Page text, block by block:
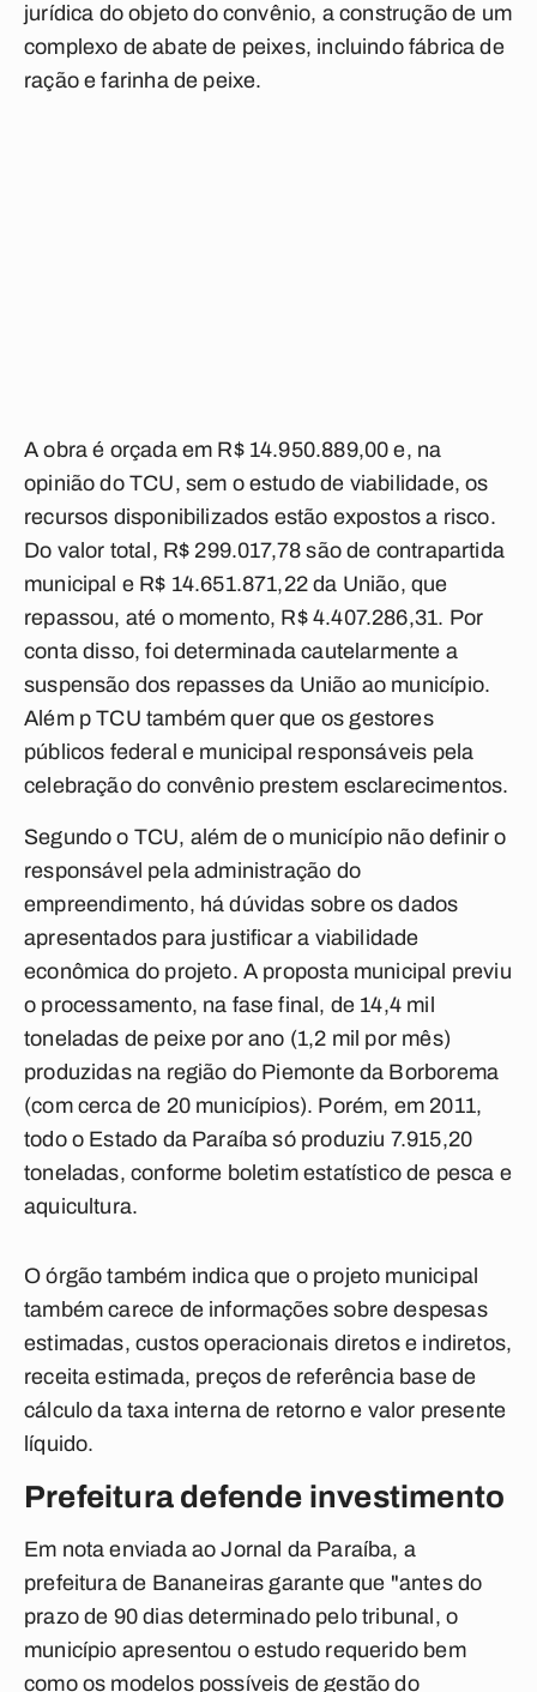
jurídica do objeto do convênio, a construção de um
complexo de abate de peixes, incluindo fábrica de
ração e farinha de peixe.
A obra é orçada em R$ 14.950.889,00 e, na
opinião do TCU, sem o estudo de viabilidade, os
recursos disponibilizados estão expostos a risco.
Do valor total, R$ 299.017,78 são de contrapartida
municipal e R$ 14.651.871,22 da União, que
repassou, até o momento, R$ 4.407.286,31. Por
conta disso, foi determinada cautelarmente a
suspensão dos repasses da União ao município.
Além p TCU também quer que os gestores
públicos federal e municipal responsáveis pela
celebração do convênio prestem esclarecimentos.
Segundo o TCU, além de o município não definir o
responsável pela administração do
empreendimento, há dúvidas sobre os dados
apresentados para justificar a viabilidade
econômica do projeto. A proposta municipal previu
o processamento, na fase final, de 14,4 mil
toneladas de peixe por ano (1,2 mil por mês)
produzidas na região do Piemonte da Borborema
(com cerca de 20 municípios). Porém, em 2011,
todo o Estado da Paraíba só produziu 7.915,20
toneladas, conforme boletim estatístico de pesca e
aquicultura.
O órgão também indica que o projeto municipal
também carece de informações sobre despesas
estimadas, custos operacionais diretos e indiretos,
receita estimada, preços de referência base de
cálculo da taxa interna de retorno e valor presente
líquido.
Prefeitura defende investimento
Em nota enviada ao Jornal da Paraíba, a
prefeitura de Bananeiras garante que "antes do
prazo de 90 dias determinado pelo tribunal, o
município apresentou o estudo requerido bem
como os modelos possíveis de gestão do